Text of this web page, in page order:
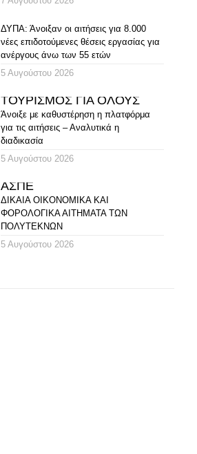
ΔΥΠΑ: Άνοιξαν οι αιτήσεις για 8.000
νέες επιδοτούμενες θέσεις εργασίας για
ανέργους άνω των 55 ετών
5 Αυγούστου 2026
ΤΟΥΡΙΣΜΟΣ ΓΙΑ ΟΛΟΥΣ
Άνοιξε με καθυστέρηση η πλατφόρμα
για τις αιτήσεις – Αναλυτικά η
διαδικασία
5 Αυγούστου 2026
ΑΣΠΕ
ΔΙΚΑΙΑ ΟΙΚΟΝΟΜΙΚΑ ΚΑΙ
ΦΟΡΟΛΟΓΙΚΑ ΑΙΤΗΜΑΤΑ ΤΩΝ
ΠΟΛΥΤΕΚΝΩΝ
5 Αυγούστου 2026